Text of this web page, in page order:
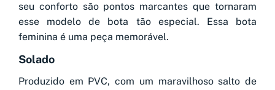
seu conforto são pontos marcantes que tornaram
esse modelo de bota tão especial. Essa bota
feminina é uma peça memorável.
Solado
Produzido em PVC, com um maravilhoso salto de